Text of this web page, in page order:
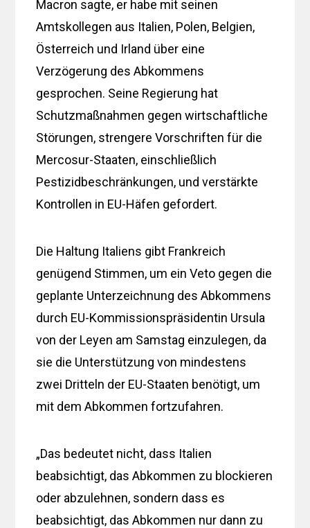
Macron sagte, er habe mit seinen
Amtskollegen aus Italien, Polen, Belgien,
Österreich und Irland über eine
Verzögerung des Abkommens
gesprochen. Seine Regierung hat
Schutzmaßnahmen gegen wirtschaftliche
Störungen, strengere Vorschriften für die
Mercosur-Staaten, einschließlich
Pestizidbeschränkungen, und verstärkte
Kontrollen in EU-Häfen gefordert.
Die Haltung Italiens gibt Frankreich
genügend Stimmen, um ein Veto gegen die
geplante Unterzeichnung des Abkommens
durch EU-Kommissionspräsidentin Ursula
von der Leyen am Samstag einzulegen, da
sie die Unterstützung von mindestens
zwei Dritteln der EU-Staaten benötigt, um
mit dem Abkommen fortzufahren.
„Das bedeutet nicht, dass Italien
beabsichtigt, das Abkommen zu blockieren
oder abzulehnen, sondern dass es
beabsichtigt, das Abkommen nur dann zu